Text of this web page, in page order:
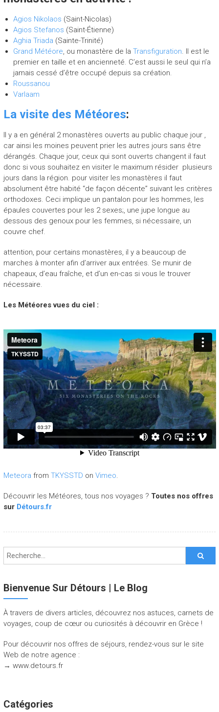
Agios Nikolaos (Saint-Nicolas)
Agios Stefanos (Saint-Étienne)
Aghia Triada (Sainte-Trinité)
Grand Météore, ou monastère de la Transfiguration. Il est le
premier en taille et en ancienneté. C’est aussi le seul qui n’a
jamais cessé d’être occupé depuis sa création.
Roussanou
Varlaam
La visite des Météores:
Il y a en général 2 monastères ouverts au public chaque jour ,
car ainsi les moines peuvent prier les autres jours sans être
dérangés. Chaque jour, ceux qui sont ouverts changent il faut
donc si vous souhaitez en visiter le maximum résider plusieurs
jours dans la région. pour visiter les monastères il faut
absolument être habité “de façon décente” suivant les critères
orthodoxes. Ceci implique un pantalon pour les hommes, les
épaules couvertes pour les 2 sexes;, une jupe longue au
dessous des genoux pour les femmes, si nécessaire, un
couvre chef.
attention, pour certains monastères, il y a beaucoup de
marches à monter afin d’arriver aux entrées. Se munir de
chapeaux, d’eau fraîche, et d’un en-cas si vous le trouver
nécessaire.
Les Météores vues du ciel :
Meteora from TKYSSTD on Vimeo.
Découvrir les Météores, tous nos voyages ? Toutes nos offres
sur Détours.fr
Bienvenue Sur Détours | Le Blog
À travers de divers articles, découvrez nos astuces, carnets de
voyages, coup de cœur ou curiosités à découvrir en Grèce !
Pour découvrir nos offres de séjours, rendez-vous sur le site
Web de notre agence :
→ www.detours.fr
Catégories